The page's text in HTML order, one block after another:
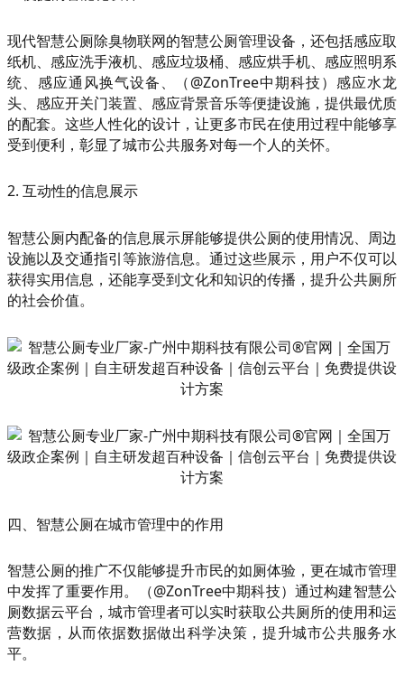
现代智慧公厕除臭物联网的智慧公厕管理设备，还包括感应取
纸机、感应洗手液机、感应垃圾桶、感应烘手机、感应照明系
统、感应通风换气设备、（@ZonTree中期科技）感应水龙
头、感应开关门装置、感应背景音乐等便捷设施，提供最优质
的配套。这些人性化的设计，让更多市民在使用过程中能够享
受到便利，彰显了城市公共服务对每一个人的关怀。
2. 互动性的信息展示
智慧公厕内配备的信息展示屏能够提供公厕的使用情况、周边
设施以及交通指引等旅游信息。通过这些展示，用户不仅可以
获得实用信息，还能享受到文化和知识的传播，提升公共厕所
的社会价值。
四、智慧公厕在城市管理中的作用
智慧公厕的推广不仅能够提升市民的如厕体验，更在城市管理
中发挥了重要作用。（@ZonTree中期科技）通过构建智慧公
厕数据云平台，城市管理者可以实时获取公共厕所的使用和运
营数据，从而依据数据做出科学决策，提升城市公共服务水
平。